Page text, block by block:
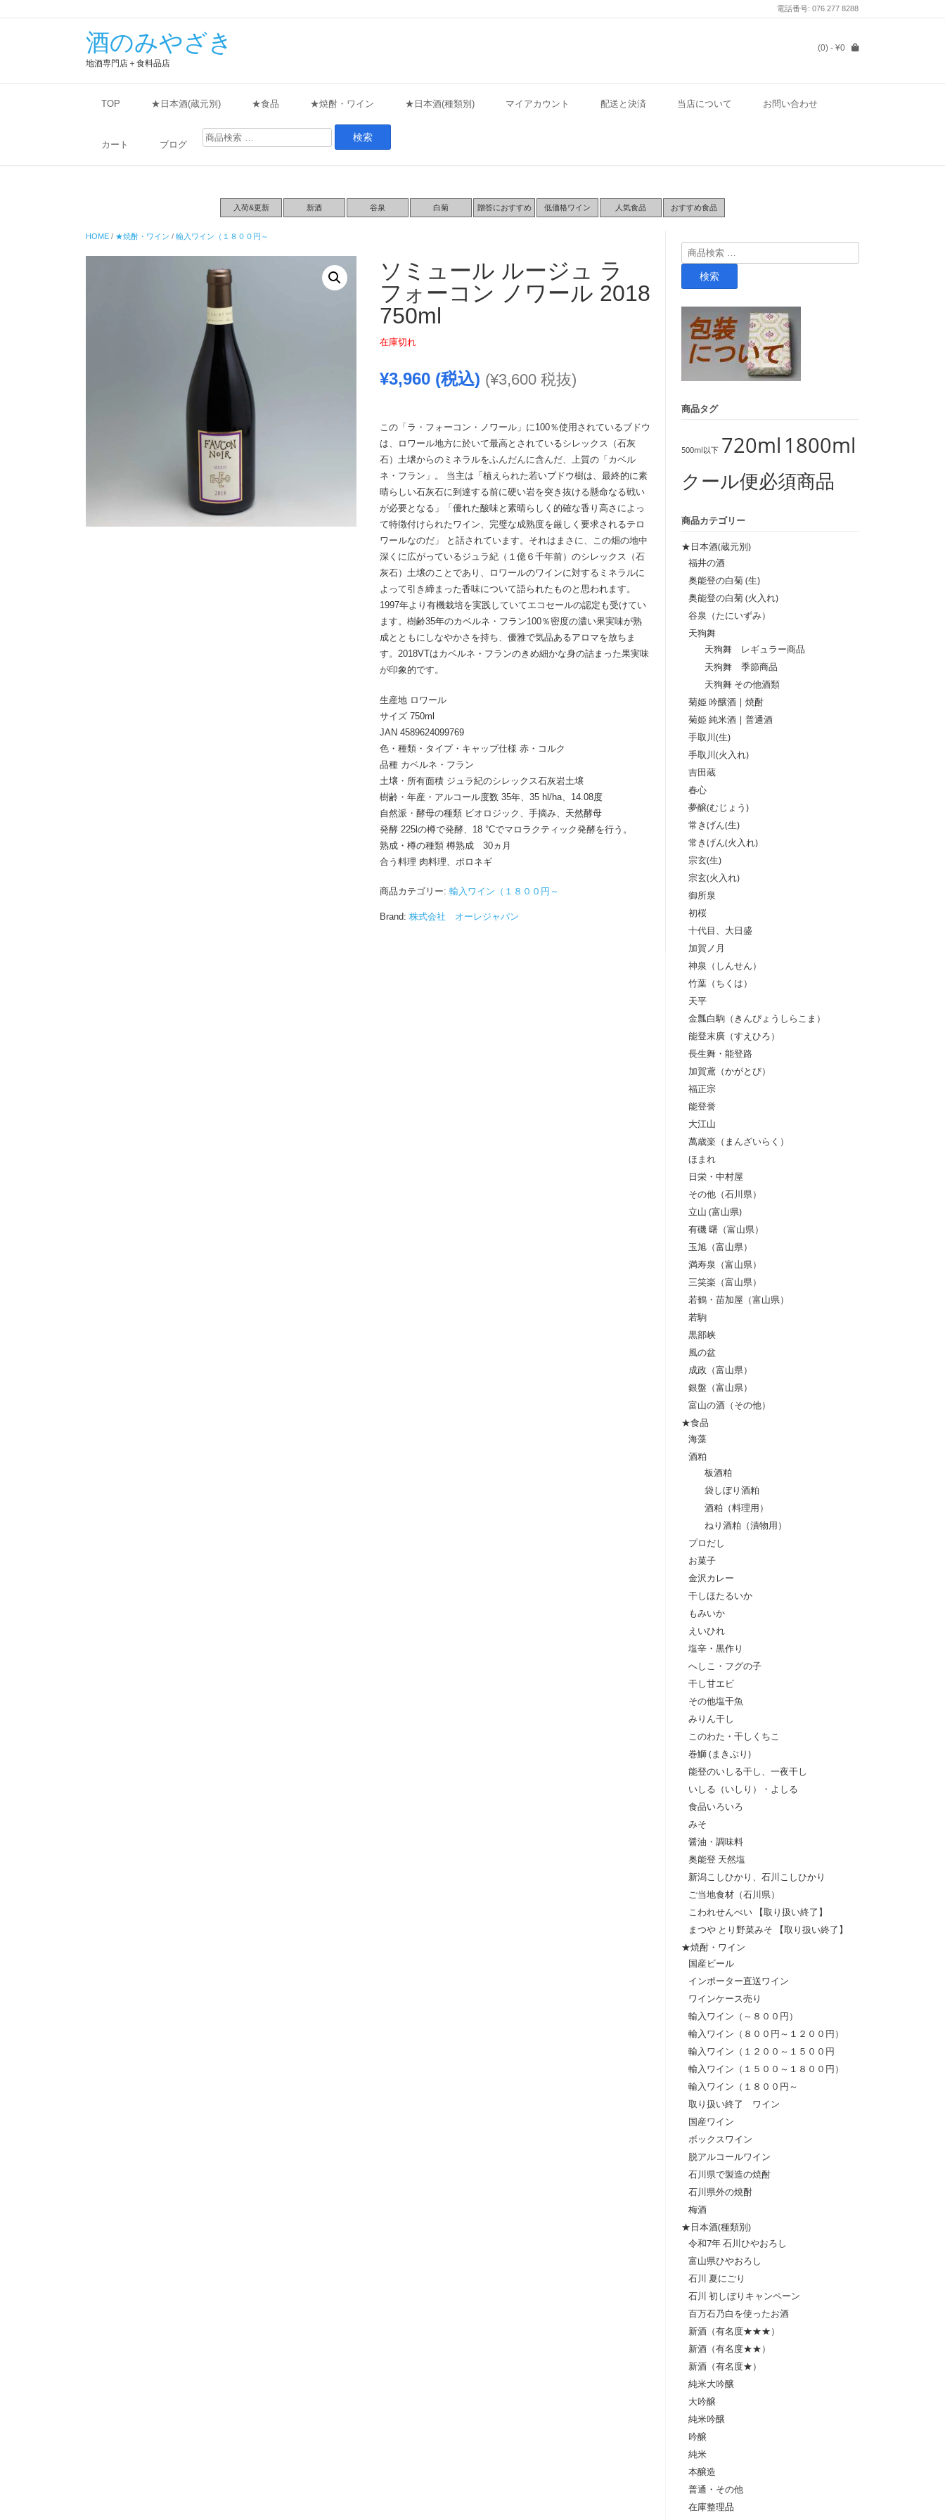
電話番号: 076 277 8288
酒のみやざき
地酒専門店＋食料品店
(0) - ¥0
TOP ★日本酒(蔵元別) ★食品 ★焼酎・ワイン ★日本酒(種類別) マイアカウント 配送と決済 当店について お問い合わせ
カート ブログ
検
索
入荷&更新 新酒 谷泉 白菊 贈答におすすめ 低価格ワイン 人気食品 おすすめ食品
HOME / ★焼酎・ワイン / 輸入ワイン（１８００円～
ソミュール ルージュ ラ
フォーコン ノワール 2018
750ml
在庫切れ
¥3,960(税込) (¥3,600税抜)
この「ラ・フォーコン・ノワール」に100％使用されているブドウ
は、ロワール地方に於いて最高とされているシレックス（石灰
石）土壌からのミネラルをふんだんに含んだ、上質の「カベル
ネ・フラン」。 当主は「植えられた若いブドウ樹は、最終的に素
晴らしい石灰石に到達する前に硬い岩を突き抜ける懸命なる戦い
が必要となる」「優れた酸味と素晴らしく的確な香り高さによっ
て特徴付けられたワイン、完璧な成熟度を厳しく要求されるテロ
ワールなのだ」 と話されています。それはまさに、この畑の地中
深くに広がっているジュラ紀（１億６千年前）のシレックス（石
灰石）土壌のことであり、ロワールのワインに対するミネラルに
よって引き締まった香味について語られたものと思われます。
1997年より有機栽培を実践していてエコセールの認定も受けてい
ます。樹齢35年のカベルネ・フラン100％密度の濃い果実味が熟
成とともにしなやかさを持ち、優雅で気品あるアロマを放ちま
す。2018VTはカベルネ・フランのきめ細かな身の詰まった果実味
が印象的です。
生産地 ロワール
サイズ 750ml
JAN 4589624099769
色・種類・タイプ・キャップ仕様 赤・コルク
品種 カベルネ・フラン
土壌・所有面積 ジュラ紀のシレックス石灰岩土壌
樹齢・年産・アルコール度数 35年、35 hl/ha、14.08度
自然派・酵母の種類 ビオロジック、手摘み、天然酵母
発酵 225lの樽で発酵、18 °Cでマロラクティック発酵を行う。
熟成・樽の種類 樽熟成 30ヵ月
合う料理 肉料理、ポロネギ
商品カテゴリー: 輸入ワイン（１８００円～
Brand: 株式会社 オーレジャパン
検
索
検索
商品タグ
500ml以下 720ml 1800ml
クール便必須商品
商品カテゴリー
★日本酒(蔵元別)
福井の酒
奥能登の白菊 (生)
奥能登の白菊 (火入れ)
谷泉（たにいずみ）
天狗舞
天狗舞 レギュラー商品
天狗舞 季節商品
天狗舞 その他酒類
菊姫 吟醸酒 | 焼酎
菊姫 純米酒 | 普通酒
手取川(生)
手取川(火入れ)
吉田蔵
春心
夢醸(むじょう)
常きげん(生)
常きげん(火入れ)
宗玄(生)
宗玄(火入れ)
御所泉
初桜
十代目、大日盛
加賀ノ月
神泉（しんせん）
竹葉（ちくは）
天平
金瓢白駒（きんぴょうしらこま）
能登末廣（すえひろ）
長生舞・能登路
加賀鳶（かがとび）
福正宗
能登誉
大江山
萬歳楽（まんざいらく）
ほまれ
日栄・中村屋
その他（石川県）
立山 (富山県)
有磯 曙（富山県）
玉旭（富山県）
満寿泉（富山県）
三笑楽（富山県）
若鶴・苗加屋（富山県）
若駒
黒部峡
風の盆
成政（富山県）
銀盤（富山県）
富山の酒（その他）
★食品
海藻
酒粕
板酒粕
袋しぼり酒粕
酒粕（料理用）
ねり酒粕（漬物用）
プロだし
お菓子
金沢カレー
干しほたるいか
もみいか
えいひれ
塩辛・黒作り
へしこ・フグの子
干し甘エビ
その他塩干魚
みりん干し
このわた・干しくちこ
巻鰤 (まきぶり)
能登のいしる干し、一夜干し
いしる（いしり）・よしる
食品いろいろ
みそ
醤油・調味料
奥能登 天然塩
新潟こしひかり、石川こしひかり
ご当地食材（石川県）
こわれせんべい 【取り扱い終了】
まつや とり野菜みそ 【取り扱い終了】
★焼酎・ワイン
国産ビール
インポーター直送ワイン
ワインケース売り
輸入ワイン（～８００円）
輸入ワイン（８００円～１２００円）
輸入ワイン（１２００～１５００円
輸入ワイン（１５００～１８００円）
輸入ワイン（１８００円～
取り扱い終了 ワイン
国産ワイン
ボックスワイン
脱アルコールワイン
石川県で製造の焼酎
石川県外の焼酎
梅酒
★日本酒(種類別)
令和7年 石川ひやおろし
富山県ひやおろし
石川 夏にごり
石川 初しぼりキャンペーン
百万石乃白を使ったお酒
新酒（有名度★★★）
新酒（有名度★★）
新酒（有名度★）
純米大吟醸
大吟醸
純米吟醸
吟醸
純米
本醸造
普通・その他
在庫整理品